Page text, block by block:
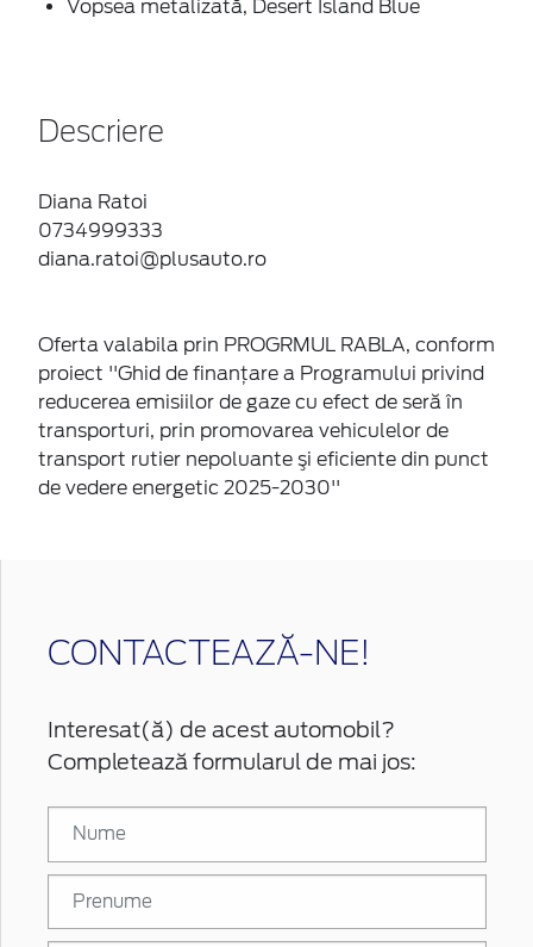
Vopsea metalizată, Desert Island Blue
Descriere
Diana Ratoi
0734999333
diana.ratoi@plusauto.ro
Oferta valabila prin PROGRMUL RABLA, conform
proiect ''Ghid de finanțare a Programului privind
reducerea emisiilor de gaze cu efect de seră în
transporturi, prin promovarea vehiculelor de
transport rutier nepoluante şi eficiente din punct
de vedere energetic 2025-2030''
CONTACTEAZĂ-NE!
Interesat(ă) de acest automobil?
Completează formularul de mai jos: